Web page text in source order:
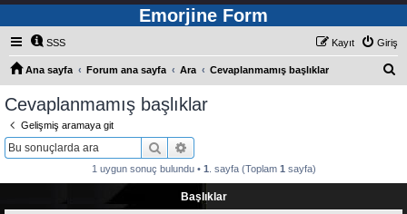
Emorjine Form
SSS Giriş
Kayıt
Ana sayfa Forum ana sayfa Ara Cevaplanmamış başlıklar
Cevaplanmamış başlıklar
Gelişmiş aramaya git
Ara
1 uygun sonuç bulundu • 1 . sayfa (Toplam 1 sayfa)
Başlıklar